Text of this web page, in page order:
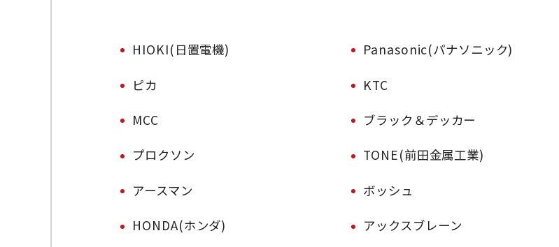
HIOKI(日置電機) Panasonic(パナソニック)
ピカ KTC
MCC ブラック＆デッカー
プロクソン TONE(前田金属工業)
アースマン ボッシュ
HONDA(ホンダ) アックスブレーン